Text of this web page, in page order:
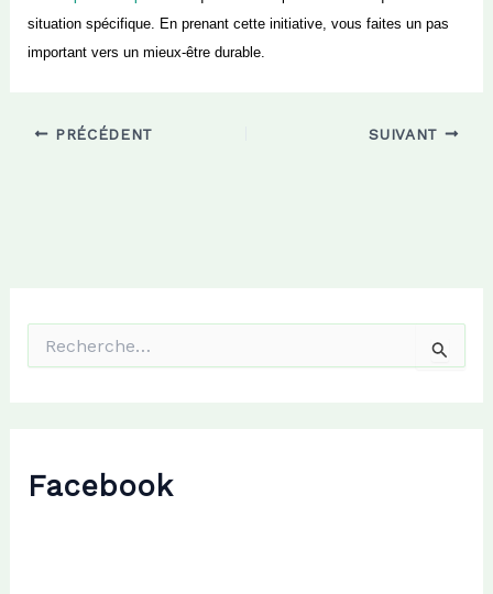
situation spécifique. En prenant cette initiative, vous faites un pas
important vers un mieux-être durable.
PRÉCÉDENT SUIVANT
h
Facebook